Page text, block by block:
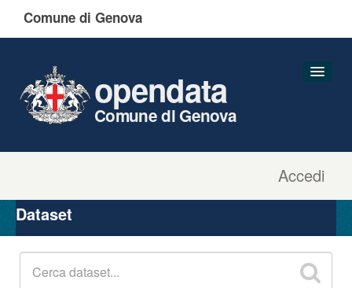
Comune di Genova
Accedi
opendata
Comune di Genova
Organizzazioni
Gruppi
Dataset